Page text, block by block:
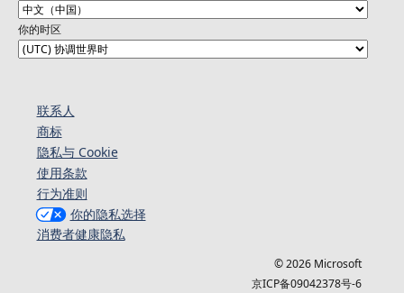
你的时区
联系人
商标
隐私与 Cookie
使用条款
行为准则
你的隐私选择
消费者健康隐私
© 2026 Microsoft
京ICP备09042378号-6